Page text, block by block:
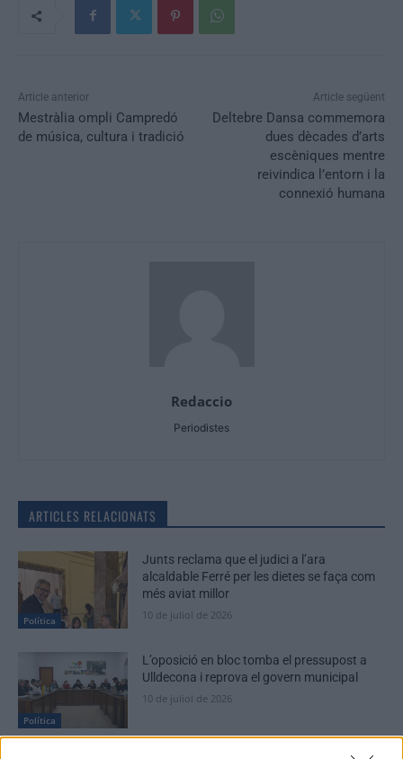
Article anterior
Mestràlia ompli Campredó
de música, cultura i tradició
Article següent
Deltebre Dansa commemora
dues dècades d’arts
escèniques mentre
reivindica l’entorn i la
connexió humana
Redaccio
Periodistes
ARTICLES RELACIONATS
Política
Junts reclama que el judici a l’ara
alcaldable Ferré per les dietes se faça com
més aviat millor
10 de juliol de 2026
Política
L’oposició en bloc tomba el pressupost a
Ulldecona i reprova el govern municipal
10 de juliol de 2026